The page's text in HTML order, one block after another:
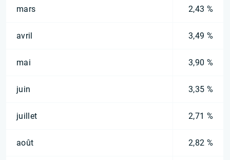
mars 2,43 %
avril 3,49 %
mai 3,90 %
juin 3,35 %
juillet 2,71 %
août 2,82 %